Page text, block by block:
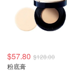
$57.80 $128.00
粉底膏